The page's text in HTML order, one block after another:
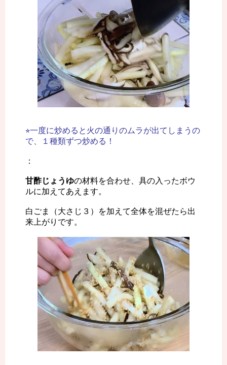
⭐︎一度に炒めると火の通りのムラが出てしまうの
で、１種類ずつ炒める！
：
甘酢じょうゆの材料を合わせ、具の入ったボウ
ルに加えてあえます。
白ごま（大さじ３）を加えて全体を混ぜたら出
来上がりです。